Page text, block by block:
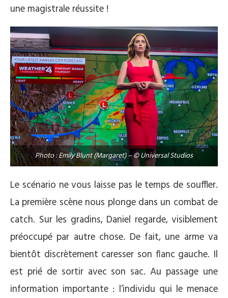
une magistrale réussite !
Photo : Emily Blunt (Margaret) – © Universal Studios
Le scénario ne vous laisse pas le temps de souffler.
La première scène nous plonge dans un combat de
catch. Sur les gradins, Daniel regarde, visiblement
préoccupé par autre chose. De fait, une arme va
bientôt discrètement caresser son flanc gauche. Il
est prié de sortir avec son sac. Au passage une
information importante : l’individu qui le menace